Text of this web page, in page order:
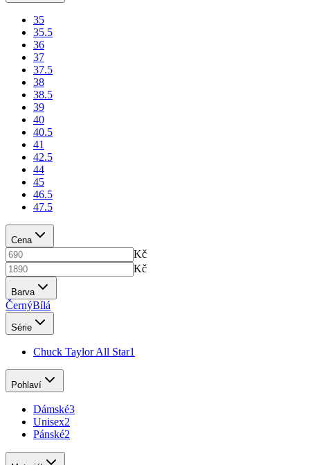
35
35.5
36
37
37.5
38
38.5
39
40
40.5
41
42.5
44
45
46.5
47.5
Cena
Kč
Kč
Barva
ČernýBílá
Série
Chuck Taylor All Star1
Pohlaví
Dámské3
Unisex2
Pánské2